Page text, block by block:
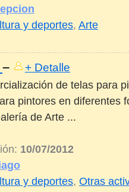
y deportes, Arte
–
+ Detalle
de telas para
pintores en diferentes
de Arte ...
10/07/2012
y deportes, Otras